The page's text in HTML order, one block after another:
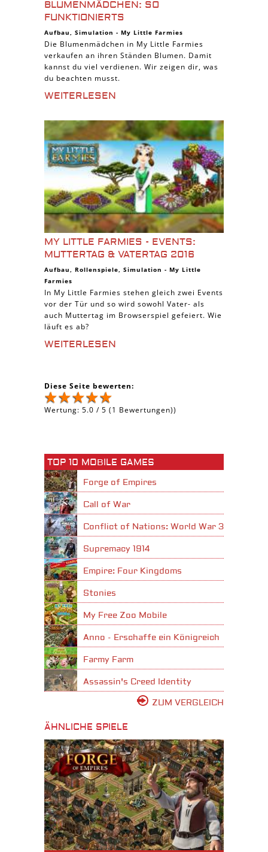
BLUMENMÄDCHEN: SO
FUNKTIONIERTS
Aufbau, Simulation - My Little Farmies
Die Blumenmädchen in My Little Farmies
verkaufen an ihren Ständen Blumen. Damit
kannst du viel verdienen. Wir zeigen dir, was
du beachten musst.
WEITERLESEN
MY LITTLE FARMIES - EVENTS:
MUTTERTAG & VATERTAG 2016
Aufbau, Rollenspiele, Simulation - My Little
Farmies
In My Little Farmies stehen gleich zwei Events
vor der Tür und so wird sowohl Vater- als
auch Muttertag im Browserspiel gefeiert. Wie
läuft es ab?
WEITERLESEN
Diese Seite bewerten:
Wertung: 5.0 / 5 (1 Bewertungen))
TOP 10 MOBILE GAMES
Forge of Empires
Call of War
Conflict of Nations: World War 3
Supremacy 1914
Empire: Four Kingdoms
Stonies
My Free Zoo Mobile
Anno - Erschaffe ein Königreich
Farmy Farm
Assassin's Creed Identity
ZUM VERGLEICH
ÄHNLICHE SPIELE